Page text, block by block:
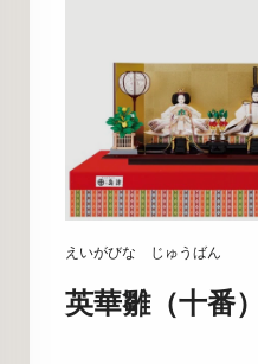
えいがびな じゅうばん
英華雛（十番）